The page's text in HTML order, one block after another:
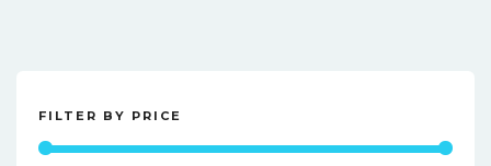
FILTER BY PRICE